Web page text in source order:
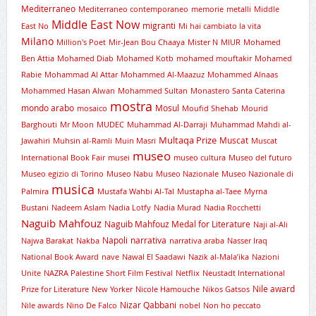
Mediterraneo Mediterraneo contemporaneo memorie metalli Middle
East No Middle East Now migranti Mi hai cambiato la vita
Milano Million's Poet Mir-Jean Bou Chaaya Mister N MIUR Mohamed
Ben Attia Mohamed Diab Mohamed Kotb mohamed mouftakir Mohamed
Rabie Mohammad Al Attar Mohammed Al-Maazuz Mohammed Alnaas
Mohammed Hasan Alwan Mohammed Sultan Monastero Santa Caterina
mondo arabo mosaico mostra Mosul Moufid Shehab Mourid
Barghouti Mr Moon MUDEC Muhammad Al-Darraji Muhammad Mahdi al-
Jawahiri Muhsin al-Ramli Muin Masri Multaqa Prize Muscat Muscat
International Book Fair musei museo museo cultura Museo del futuro
Museo egizio di Torino Museo Nabu Museo Nazionale Museo Nazionale di
Palmira musica Mustafa Wahbi Al-Tal Mustapha al-Taee Myrna
Bustani Nadeem Aslam Nadia Lotfy Nadia Murad Nadia Rocchetti
Naguib Mahfouz Naguib Mahfouz Medal for Literature Naji al-Ali
Najwa Barakat Nakba Napoli narrativa narrativa araba Nasser Iraq
National Book Award nave Nawal El Saadawi Nazik al-Mala’ika Nazioni
Unite NAZRA Palestine Short Film Festival Netflix Neustadt International
Prize for Literature New Yorker Nicole Hamouche Nikos Gatsos Nile award
Nile awards Nino De Falco Nizar Qabbani nobel Non ho peccato